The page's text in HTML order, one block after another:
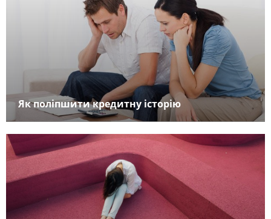
Як поліпшити кредитну історію